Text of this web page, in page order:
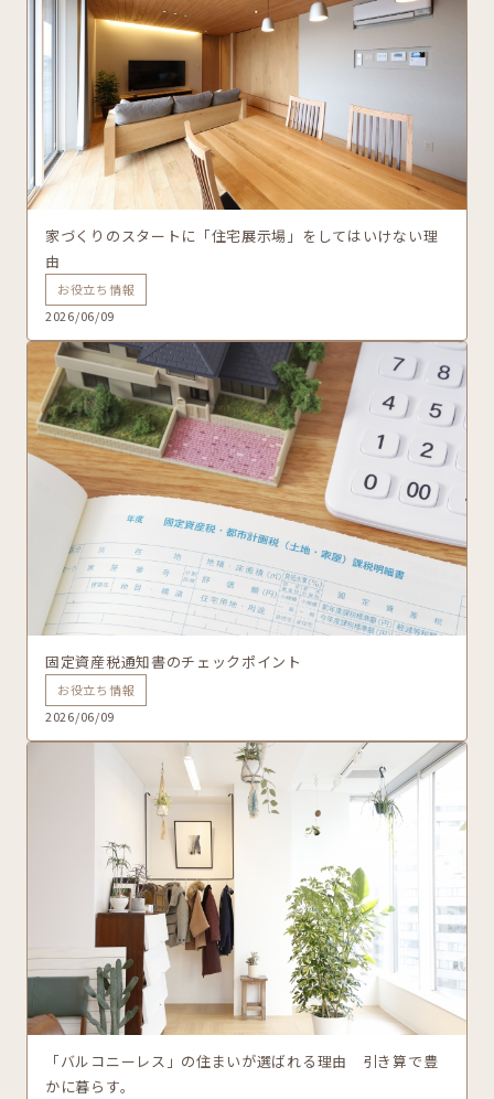
家づくりのスタートに「住宅展示場」をしてはいけない理
由
お役立ち情報
2026/06/09
固定資産税通知書のチェックポイント
お役立ち情報
2026/06/09
「バルコニーレス」の住まいが選ばれる理由 引き算で豊
かに暮らす。